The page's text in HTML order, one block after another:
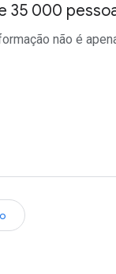
35 000
não é